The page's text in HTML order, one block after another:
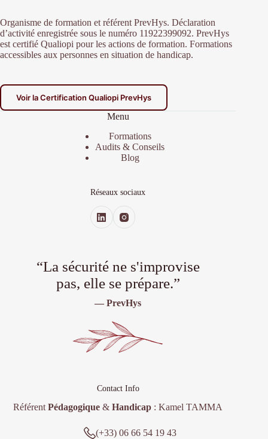
Organisme de formation et référent PrevHys. Déclaration
d’activité enregistrée sous le numéro 11922399092. PrevHys
est certifié Qualiopi pour les actions de formation. Formations
accessibles aux personnes en situation de handicap.
Voir la Certification Qualiopi PrevHys
Menu
Formations
Audits & Conseils
Blog
Réseaux sociaux
“La sécurité ne s'improvise
pas, elle se prépare.”
— PrevHys
Contact Info
RéférentPédagogique &Handicap : Kamel TAMMA
(+33) 06 66 54 19 43